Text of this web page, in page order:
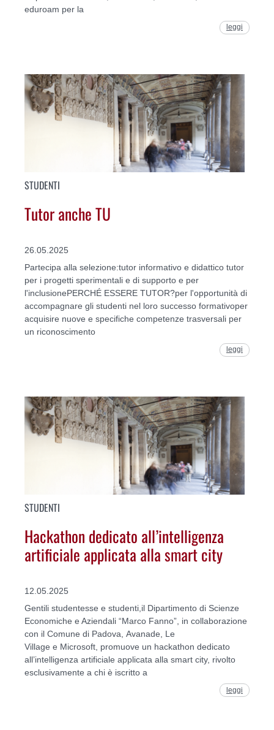
eduroam per la
leggi
STUDENTI
Tutor anche TU
26.05.2025
Partecipa alla selezione:tutor informativo e didattico tutor
per i progetti sperimentali e di supporto e per
l'inclusionePERCHÉ ESSERE TUTOR?per l'opportunità di
accompagnare gli studenti nel loro successo formativoper
acquisire nuove e specifiche competenze trasversali per
un riconoscimento
leggi
STUDENTI
Hackathon dedicato all’intelligenza
artificiale applicata alla smart city
12.05.2025
Gentili studentesse e studenti,il Dipartimento di Scienze
Economiche e Aziendali “Marco Fanno”, in collaborazione
con il Comune di Padova, Avanade, Le
Village e Microsoft, promuove un hackathon dedicato
all’intelligenza artificiale applicata alla smart city, rivolto
esclusivamente a chi è iscritto a
leggi